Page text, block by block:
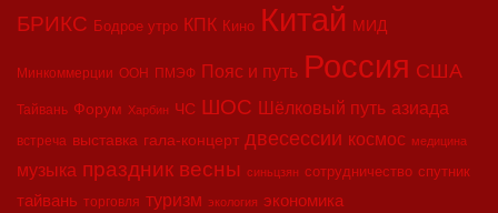
БРИКС Бодрое утро КПК Кино Китай МИД
Минкоммерции ООН ПМЭФ Пояс и путь Россия США
Тайвань Форум Харбин ЧС ШОС Шёлковый путь азиада
встреча выставка гала-концерт двесессии космос медицина
музыка праздник весны синьцзян сотрудничество спутник
тайвань торговля туризм экология экономика